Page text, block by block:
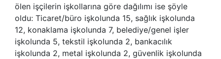
ölen işçilerin işkollarına göre dağılımı ise şöyle
oldu: Ticaret/büro işkolunda 15, sağlık işkolunda
12, konaklama işkolunda 7, belediye/genel işler
işkolunda 5, tekstil işkolunda 2, bankacılık
işkolunda 2, metal işkolunda 2, güvenlik işkolunda